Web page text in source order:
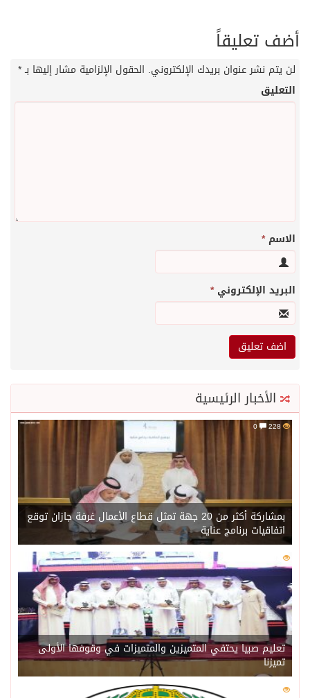
أضف تعليقاً
لن يتم نشر عنوان بريدك الإلكتروني. الحقول الإلزامية مشار إليها بـ*
التعليق
الاسم*
البريد الإلكتروني*
الأخبار الرئيسية
228
بمشاركة أكثر من 20 جهة تمثل قطاع الأعمال غرفة جازان توقع
اتفاقيات برنامج عناية
204
تعليم صبيا يحتفي المتميزين والمتميزات في وقوفها الأولى
تميزنا
202